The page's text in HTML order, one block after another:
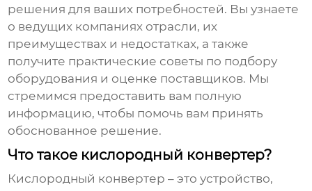
решения для ваших потребностей. Вы узнаете
о ведущих компаниях отрасли, их
преимуществах и недостатках, а также
получите практические советы по подбору
оборудования и оценке поставщиков. Мы
стремимся предоставить вам полную
информацию, чтобы помочь вам принять
обоснованное решение.
Что такое кислородный конвертер?
Кислородный конвертер – это устройство,